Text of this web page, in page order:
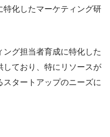
化したマーケティング研
グ担当者育成に特化した
ており、特にリソースが
タートアップのニーズに